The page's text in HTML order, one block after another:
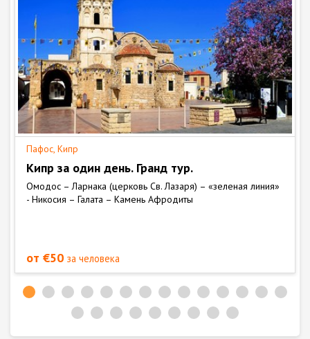
Пафос, Кипр
Кипр за один день. Гранд тур.
Омодос – Ларнака (церковь Св. Лазаря) – «зеленая линия»
- Никосия – Галата – Камень Афродиты
от €50 за человека